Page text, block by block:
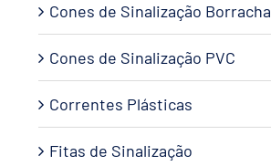
Cones de Sinalização Borracha
Cones de Sinalização PVC
Correntes Plásticas
Fitas de Sinalização